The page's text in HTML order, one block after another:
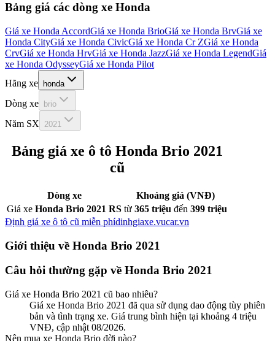
Bảng giá các dòng xe Honda
Giá xe Honda AccordGiá xe Honda BrioGiá xe Honda BrvGiá xe
Honda CityGiá xe Honda CivicGiá xe Honda Cr ZGiá xe Honda
CrvGiá xe Honda HrvGiá xe Honda JazzGiá xe Honda LegendGiá
xe Honda OdysseyGiá xe Honda Pilot
Hãng xe
honda
Dòng xe brio
Năm SX 2021
Bảng giá xe ô tô Honda Brio 2021
cũ
Dòng xe
Khoảng giá (VNĐ)
Giá xe Honda Brio 2021 RS từ 365 triệu đến 399 triệu
Định giá xe ô tô cũ miễn phídinhgiaxe.vucar.vn
Giới thiệu về Honda Brio 2021
Câu hỏi thường gặp về Honda Brio 2021
Giá xe Honda Brio 2021 cũ bao nhiêu?
Giá xe Honda Brio 2021 đã qua sử dụng dao động tùy phiên
bản và tình trạng xe. Giá trung bình hiện tại khoảng 4 triệu
VNĐ, cập nhật 08/2026.
Nên mua xe Honda Brio đời nào?